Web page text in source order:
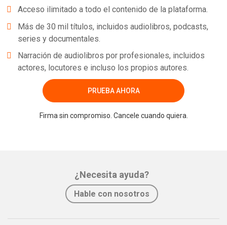
Acceso ilimitado a todo el contenido de la plataforma.
Más de 30 mil títulos, incluidos audiolibros, podcasts,
series y documentales.
Narración de audiolibros por profesionales, incluidos
actores, locutores e incluso los propios autores.
PRUEBA AHORA
Firma sin compromiso. Cancele cuando quiera.
¿Necesita ayuda?
Hable con nosotros